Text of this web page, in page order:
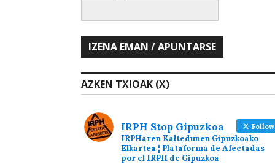
AZKEN TXIOAK (X)
IRPH Stop Gipuzkoa Follow
IRPHaren Kaltedunen Gipuzkoako
Elkartea ¦ Plataforma de Afectadas
por el IRPH de Gipuzkoa